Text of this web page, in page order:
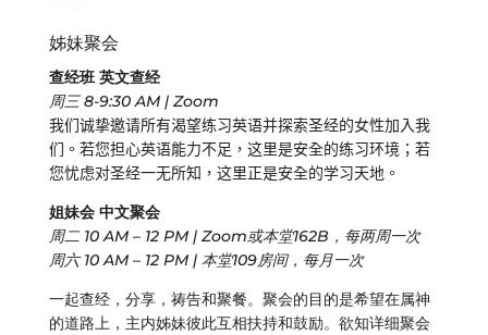
姊妹聚会
查经班 英文查经
周三 8-9:30 AM | Zoom
我们诚挚邀请所有渴望练习英语并探索圣经的女性加入我
们。若您担心英语能力不足，这里是安全的练习环境；若
您忧虑对圣经一无所知，这里正是安全的学习天地。
姐妹会 中文聚会
周二 10 AM – 12 PM | Zoom或本堂162B，每两周一次
周六 10 AM – 12 PM | 本堂109房间，每月一次
一起查经，分享，祷告和聚餐。聚会的目的是希望在属神
的道路上，主内姊妹彼此互相扶持和鼓励。欲知详细聚会